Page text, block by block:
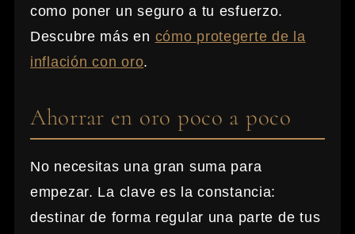
como poner un seguro a tu esfuerzo.
Descubre más en cómo protegerte de la
inflación con oro.
Ahorrar en oro poco a poco
No necesitas una gran suma para
empezar. La clave es la constancia:
destinar de forma regular una parte de tus